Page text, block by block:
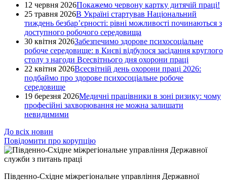
12 червня 2026Покажемо червону картку дитячій праці!
25 травня 2026В Україні стартував Національний
тиждень безбар’єрності: рівні можливості починаються з
доступного робочого середовища
30 квітня 2026Забезпечимо здорове психосоціальне
робоче середовище: в Києві відбулося засідання круглого
столу з нагоди Всесвітнього дня охорони праці
22 квітня 2026Всесвітній день охорони праці 2026:
подбаймо про здорове психосоціальне робоче
середовище
19 березня 2026Медичні працівники в зоні ризику: чому
професійні захворювання не можна залишати
невидимими
До всіх новин
Повідомити про корупцію
Південно-Східне міжрегіональне управління Державної